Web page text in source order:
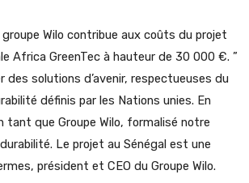
Wilo contribue aux coûts du projet
Africa GreenTec à hauteur de 30 000 €. ”
solutions d’avenir, respectueuses du
définis par les Nations unies. En
tant que Groupe Wilo, formalisé notre
Le projet au Sénégal est une
président et CEO du Groupe Wilo.